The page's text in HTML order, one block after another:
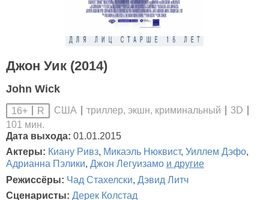
Джон Уик (2014)
John Wick
16+ R США триллер, экшн, криминальный
3D
101 мин.
Дата выхода: 01.01.2015
Актеры: Киану Ривз, Микаэль Нюквист, Уиллем Дэфо,
Адрианна Пэлики, Джон Легуизамо и другие
Режиссёры: Чад Стахелски, Дэвид Литч
Сценаристы: Дерек Колстад